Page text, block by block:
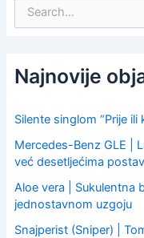
c
h
o
:
Najnovije
Silente singlom “Prije ili
Mercedes-Benz GLE |
već desetljećima
Aloe vera | Sukulentna
jednostavnom uzgoju
Snajperist (Sniper) |